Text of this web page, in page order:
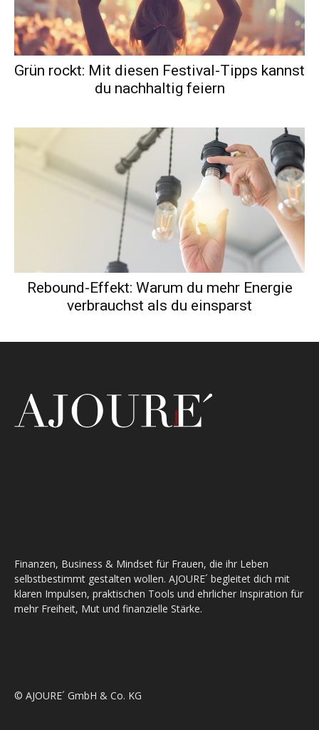
Grün rockt: Mit diesen Festival-Tipps kannst
du nachhaltig feiern
Rebound-Effekt: Warum du mehr Energie
verbrauchst als du einsparst
Finanzen, Business & Mindset für Frauen, die ihr Leben
selbstbestimmt gestalten wollen. AJOURE´ begleitet dich mit
klaren Impulsen, praktischen Tools und ehrlicher Inspiration für
mehr Freiheit, Mut und finanzielle Stärke.
© AJOURE´ GmbH & Co. KG